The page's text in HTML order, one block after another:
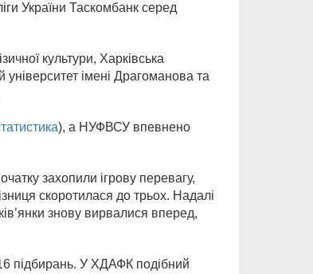
України Таскомбанк серед
культури, Харківська
університет імені Драгоманова та
), а НУФВСУ впевнено
захопили ігрову перевагу,
скоротилася до трьох. Надалі
знову вирвалися вперед,
підбирань. У ХДАФК подібний